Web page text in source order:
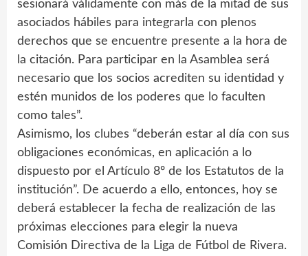
sesionará válidamente con más de la mitad de sus
asociados hábiles para integrarla con plenos
derechos que se encuentre presente a la hora de
la citación. Para participar en la Asamblea será
necesario que los socios acrediten su identidad y
estén munidos de los poderes que lo faculten
como tales”.
Asimismo, los clubes “deberán estar al día con sus
obligaciones económicas, en aplicación a lo
dispuesto por el Artículo 8º de los Estatutos de la
institución”. De acuerdo a ello, entonces, hoy se
deberá establecer la fecha de realización de las
próximas elecciones para elegir la nueva
Comisión Directiva de la Liga de Fútbol de Rivera.